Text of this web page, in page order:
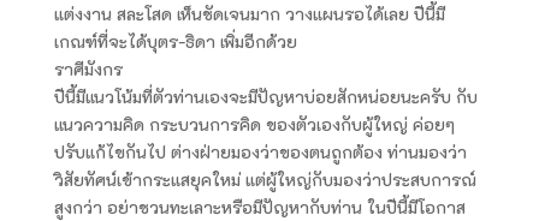
แต่งงาน สละโสด เห็นชัดเจนมาก วางแผนรอได้เลย ปีนี้มี
เกณฑ์ที่จะได้บุตร-ธิดา เพิ่มอีกด้วย
ราศีมังกร
ปีนี้มีแนวโน้มที่ตัวท่านเองจะมีปัญหาบ่อยสักหน่อยนะครับ กับ
แนวความคิด กระบวนการคิด ของตัวเองกับผู้ใหญ่ ค่อยๆ
ปรับแก้ไขกันไป ต่างฝ่ายมองว่าของตนถูกต้อง ท่านมองว่า
วิสัยทัศน์เข้ากระแสยุคใหม่ แต่ผู้ใหญ่กับมองว่าประสบการณ์
สูงกว่า อย่าชวนทะเลาะหรือมีปัญหากับท่าน ในปีนี้มีโอกาส